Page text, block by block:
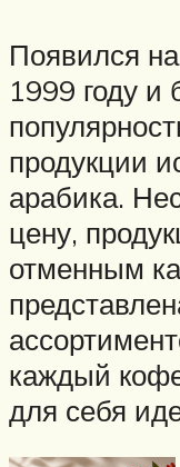
Появился
1999 году и
продукции
арабика.
цену,
отменным
каждый
для себя